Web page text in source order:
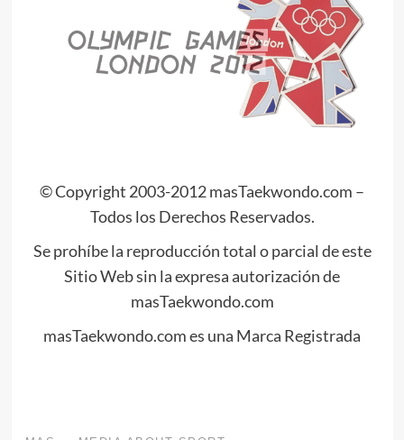
© Copyright 2003-2012 masTaekwondo.com –
Todos los Derechos Reservados.
Se prohíbe la reproducción total o parcial de este
Sitio Web sin la expresa autorización de
masTaekwondo.com
masTaekwondo.com es una Marca Registrada